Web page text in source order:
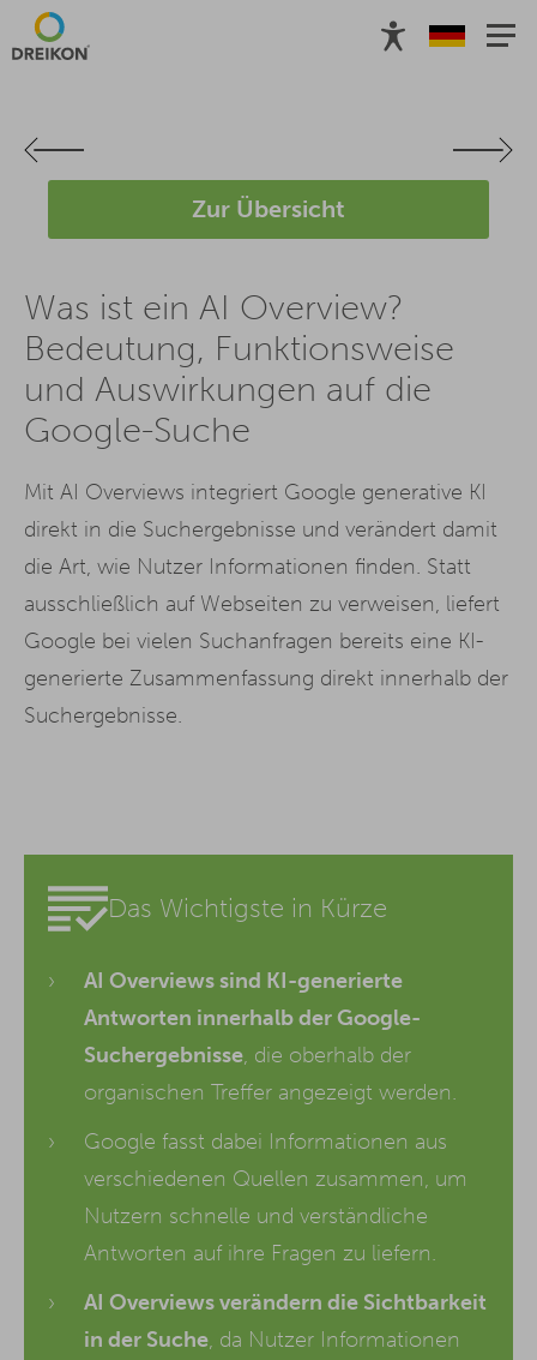
Zur Übersicht
Was ist ein AI Overview?
Bedeutung, Funktionsweise
und Auswirkungen auf die
Google-Suche
Mit AI Overviews integriert Google generative KI
direkt in die Suchergebnisse und verändert damit
die Art, wie Nutzer Informationen finden. Statt
ausschließlich auf Webseiten zu verweisen, liefert
Google bei vielen Suchanfragen bereits eine KI-
generierte Zusammenfassung direkt innerhalb der
Suchergebnisse.
Das Wichtigste in Kürze
AI Overviews sind KI-generierte
Antworten innerhalb der Google-
Suchergebnisse, die oberhalb der
organischen Treffer angezeigt werden.
Google fasst dabei Informationen aus
verschiedenen Quellen zusammen, um
Nutzern schnelle und verständliche
Antworten auf ihre Fragen zu liefern.
AI Overviews verändern die Sichtbarkeit
in der Suche, da Nutzer Informationen